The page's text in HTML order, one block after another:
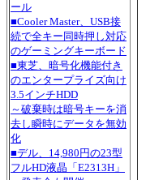
ール
■Cooler Master、USB接
続で全キー同時押し対応
のゲーミングキーボード
■東芝、暗号化機能付き
のエンタープライズ向け
3.5インチHDD
～破棄時は暗号キーを消
去し瞬時にデータを無効
化
■デル、14,980円の23型
フルHD液晶「E2313H」